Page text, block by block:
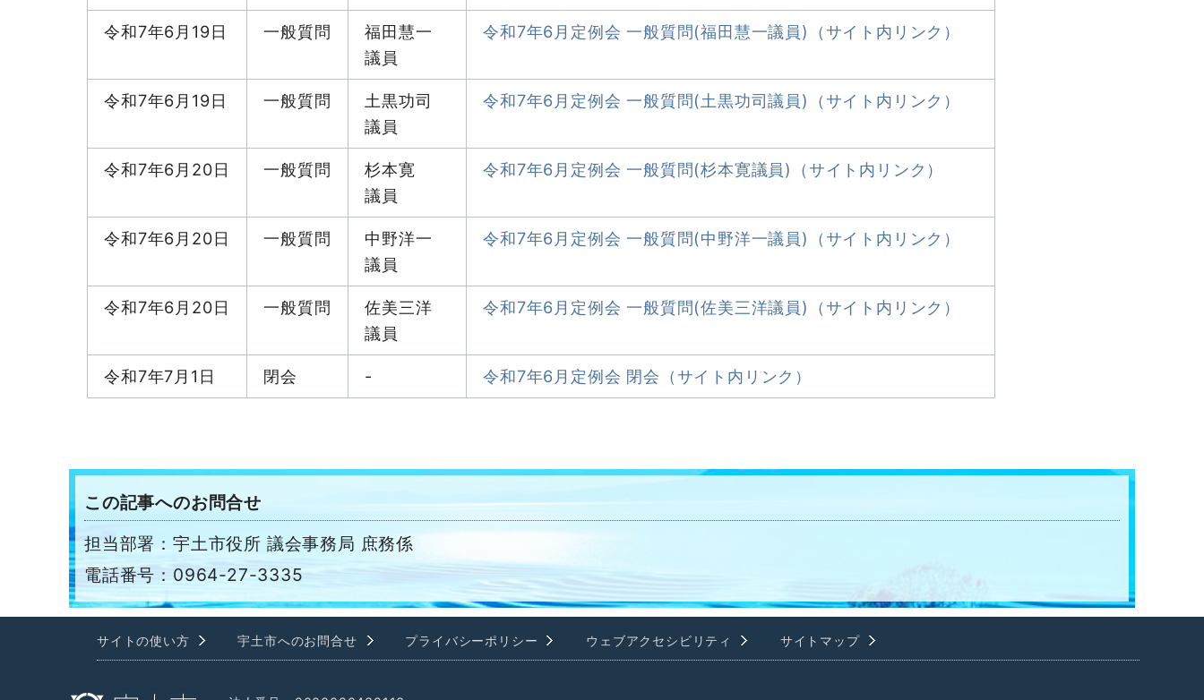
令和7年6月19日 一般質問
福田慧一
議員
令和7年6月定例会 一般質問(福田慧一議員)（サイト内リンク）
令和7年6月19日 一般質問
土黒功司
議員
令和7年6月定例会 一般質問(土黒功司議員)（サイト内リンク）
令和7年6月20日 一般質問
杉本寛
議員
令和7年6月定例会 一般質問(杉本寛議員)（サイト内リンク）
令和7年6月20日 一般質問
中野洋一
議員
令和7年6月定例会 一般質問(中野洋一議員)（サイト内リンク）
令和7年6月20日 一般質問
佐美三洋
議員
令和7年6月定例会 一般質問(佐美三洋議員)（サイト内リンク）
令和7年7月1日 閉会 - 令和7年6月定例会 閉会（サイト内リンク）
この記事へのお問合せ
担当部署：宇土市役所 議会事務局 庶務係
電話番号：0964-27-3335
サイトの使い方 宇土市へのお問合せ プライバシーポリシー ウェブアクセシビリティ サイトマップ